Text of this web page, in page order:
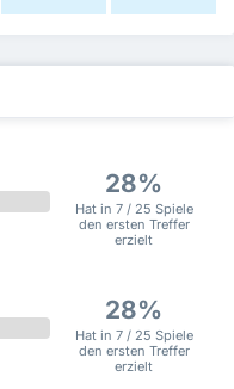
28%
Hat in 7 / 25 Spiele
den ersten Treffer
erzielt
28%
Hat in 7 / 25 Spiele
den ersten Treffer
erzielt